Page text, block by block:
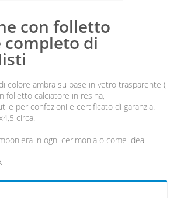
con folletto
di
colore ambra su base in vetro trasparente (
folletto calciatore in resina,
per confezioni e certificato di garanzia.
circa.
in ogni cerimonia o come idea